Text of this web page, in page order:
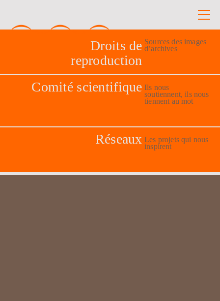
Droits de
reproduction
Sources des images
d’archives
Comité scientifique Ils nous
soutiennent, ils nous
tiennent au mot
Réseaux Les projets qui nous
inspirent